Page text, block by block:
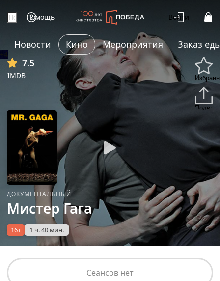
Помощь Войти
Новости Кино Мероприятия
Заказ
7.5
IMDB
ДОКУМЕНТАЛЬНЫЙ
Мистер Гага
16+ 1 ч. 40 мин.
Сеансов нет